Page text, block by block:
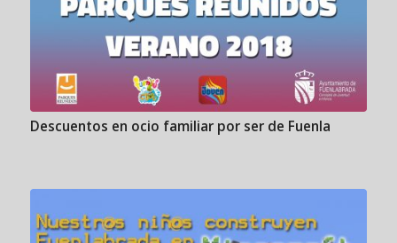
Descuentos en ocio familiar por ser de Fuenla